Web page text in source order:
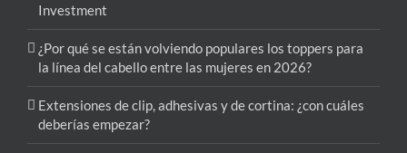
Investment
¿Por qué se están volviendo populares los toppers para
la línea del cabello entre las mujeres en 2026?
Extensiones de clip, adhesivas y de cortina: ¿con cuáles
deberías empezar?